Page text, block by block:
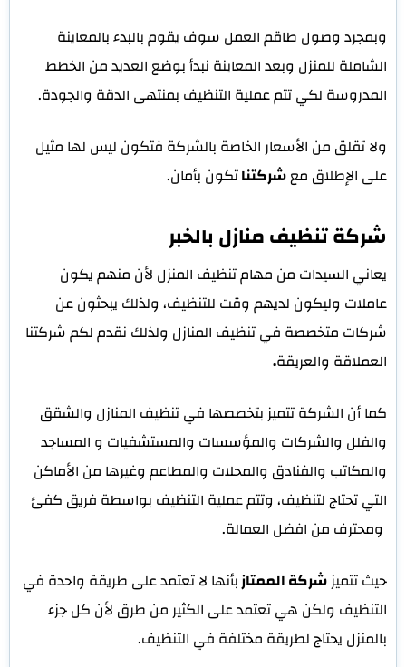
وبمجرد وصول طاقم العمل سوف يقوم بالبدء بالمعاينة
الشاملة للمنزل وبعد المعاينة نبدأ بوضع العديد من الخطط
المدروسة لكي تتم عملية التنظيف بمنتهى الدقة والجودة.
ولا تقلق من الأسعار الخاصة بالشركة فتكون ليس لها مثيل
على الإطلاق معشركتناتكون بأمان.
شركة تنظيف منازل بالخبر
يعاني السيدات من مهام تنظيف المنزل لأن منهم يكون
عاملات وليكون لديهم وقت للتنظيف، ولذلك يبحثون عن
شركات متخصصة في تنظيف المنازل ولذلك نقدم لكم شركتنا
العملاقة والعريقة.
كما أن الشركة تتميز بتخصصها في تنظيف المنازل والشقق
والفلل والشركات والمؤسسات والمستشفيات و المساجد
والمكاتب والفنادق والمحلات والمطاعم وغيرها من الأماكن
التي تحتاج لتنظيف، وتتم عملية التنظيف بواسطة فريق كفئ
ومحترف من افضل العمالة.
حيث تتميزشركة الممتازبأنها لا تعتمد على طريقة واحدة في
التنظيف ولكن هي تعتمد على الكثير من طرق لأن كل جزء
بالمنزل يحتاج لطريقة مختلفة في التنظيف.